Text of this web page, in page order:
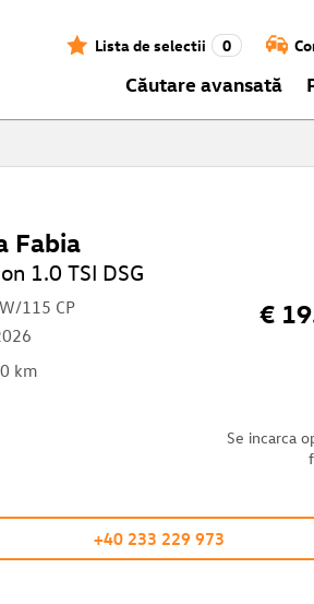
Lista de selectii 0
Căutare avansată
Fabia
1.0 TSI DSG
115 CP
km
Se incarca
€
+40 233 229 973